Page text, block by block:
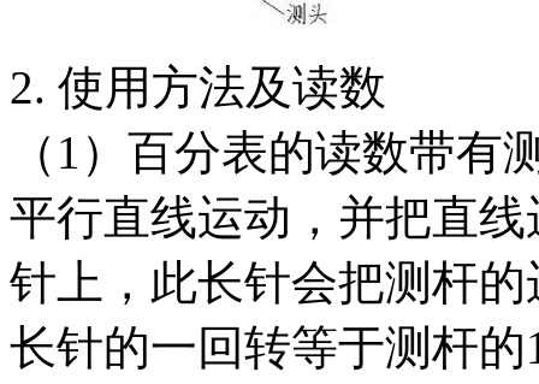
2. 使用方法及读数
（1）百分表的读数带
平行直线运动，并把直
针上，此长针会把测杆
长针的一回转等于测杆